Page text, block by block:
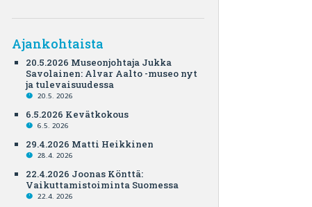
Ajankohtaista
20.5.2026 Museonjohtaja Jukka
Savolainen: Alvar Aalto -museo nyt
ja tulevaisuudessa
20.5. 2026
6.5.2026 Kevätkokous
6.5. 2026
29.4.2026 Matti Heikkinen
28.4. 2026
22.4.2026 Joonas Könttä:
Vaikuttamistoiminta Suomessa
22.4. 2026